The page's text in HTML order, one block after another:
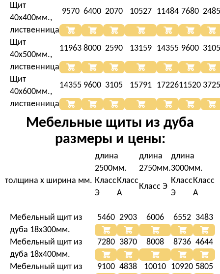
Щит
40х400мм.,
лиственница
9570 6400 2070 10527 11484 7680 2485
Щит
40х500мм.,
лиственница
11963 8000 2590 13159 14355 9600 3105
Щит
40х600мм.,
лиственница
14355 9600 3105 15791 1722611520 3725
Мебельные щиты из дуба
размеры и цены:
толщина х ширина мм.
длина
2500мм.
длина
2750мм.
длина
3000мм.
Класс
Э
Класс
А
Класс Э
Класс
Э
Класс
А
Мебельный щит из
дуба 18х300мм.
5460 2903 6006 6552 3483
Мебельный щит из
дуба 18х400мм.
7280 3870 8008 8736 4644
Мебельный щит из
9100 4838 10010 10920 5805